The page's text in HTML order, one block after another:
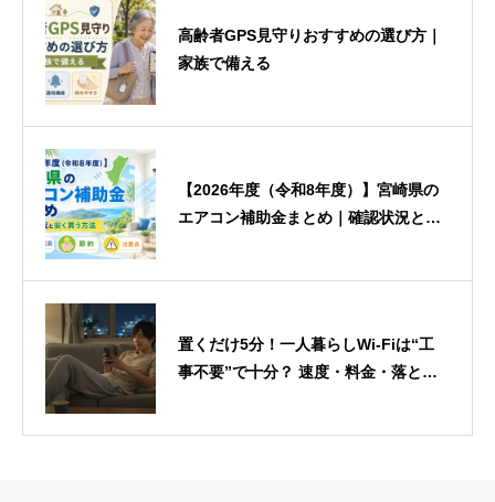
高齢者GPS見守りおすすめの選び方｜
家族で備える
【2026年度（令和8年度）】宮崎県の
エアコン補助金まとめ｜確認状況と安
置くだけ5分！一人暮らしWi-Fiは“工
事不要”で十分？ 速度・料金・落とし